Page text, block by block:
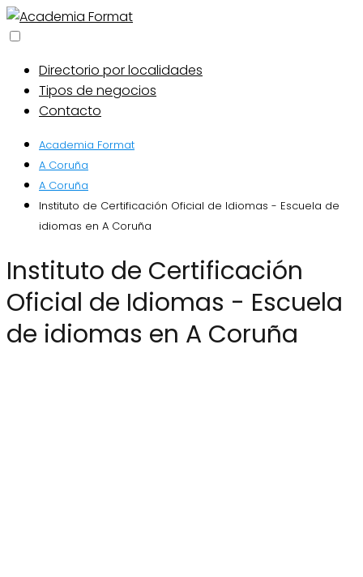
Directorio por localidades
Tipos de negocios
Contacto
Academia Format
A Coruña
A Coruña
Instituto de Certificación Oficial de Idiomas - Escuela de
idiomas en A Coruña
Instituto de Certificación
Oficial de Idiomas - Escuela
de idiomas en A Coruña